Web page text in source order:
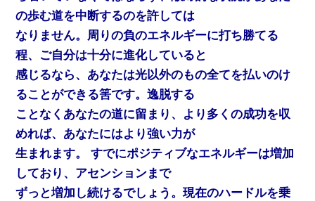
の歩む道を中断するのを許しては
なりません。周りの負のエネルギーに打ち勝てる
程、ご自分は十分に進化していると
感じるなら、あなたは光以外のもの全てを払いのけ
ることができる筈です。逸脱する
ことなくあなたの道に留まり、より多くの成功を収
めれば、あなたにはより強い力が
生まれます。 すでにポジティブなエネルギーは増加
しており、アセンションまで
ずっと増加し続けるでしょう。現在のハードルを乗